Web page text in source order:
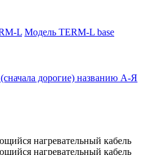
L Модель TERM-L base
дорогие) названию А-Я